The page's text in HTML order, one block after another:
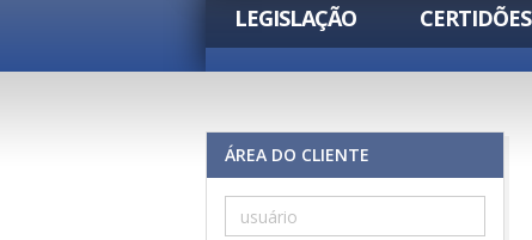
LEGISLAÇÃO CERTIDÕES
ÁREA DO CLIENTE